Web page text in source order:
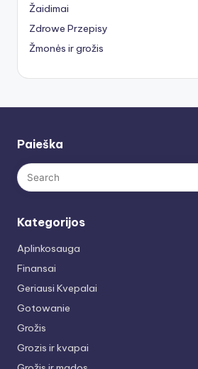
Žaidimai
Zdrowe Przepisy
Žmonės ir grožis
Paieška
Kategorijos
Aplinkosauga
Finansai
Geriausi Kvepalai
Gotowanie
Grožis
Grozis ir kvapai